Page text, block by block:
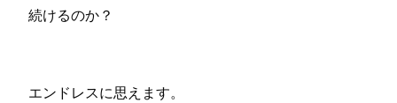
続けるのか？
エンドレスに思えます。